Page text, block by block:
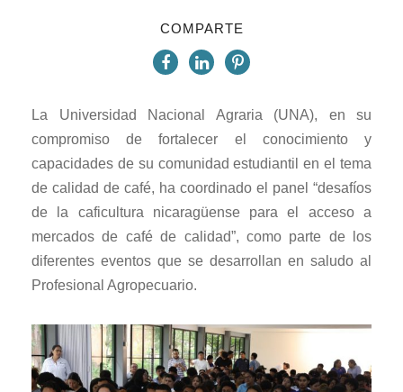
COMPARTE
La Universidad Nacional Agraria (UNA), en su
compromiso de fortalecer el conocimiento y
capacidades de su comunidad estudiantil en el tema
de calidad de café, ha coordinado el panel “desafíos
de la caficultura nicaragüense para el acceso a
mercados de café de calidad”, como parte de los
diferentes eventos que se desarrollan en saludo al
Profesional Agropecuario.